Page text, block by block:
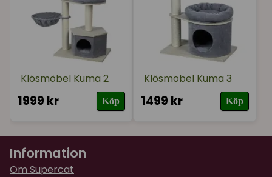
Klösmöbel Kuma 2
1999 kr Köp
Klösmöbel Kuma 3
1499 kr Köp
Information
Om Supercat